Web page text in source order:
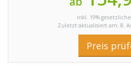
inkl. 19%
Zuletzt aktualisiert am: 8.
Preis